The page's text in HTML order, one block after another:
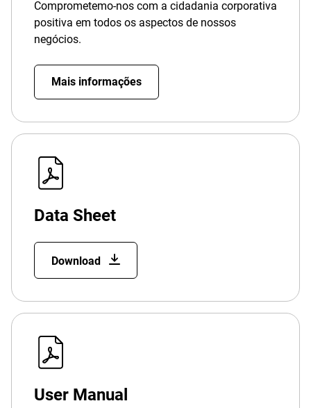
Comprometemo-nos com a cidadania corporativa
positiva em todos os aspectos de nossos
negócios.
Mais informações
Data Sheet
Download
User Manual